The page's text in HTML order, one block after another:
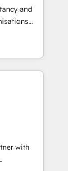
the
and
and
connected
and data
marketing,
with